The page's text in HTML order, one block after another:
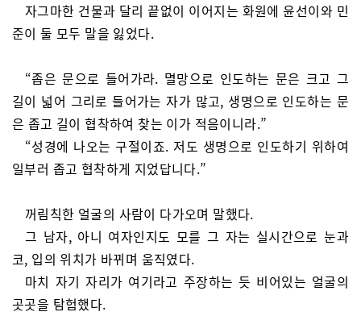
자그마한 건물과 달리 끝없이 이어지는 화원에 윤선이와 민
준이 둘 모두 말을 잃었다.
“좁은 문으로 들어가라. 멸망으로 인도하는 문은 크고 그
길이 넓어 그리로 들어가는 자가 많고, 생명으로 인도하는 문
은 좁고 길이 협착하여 찾는 이가 적음이니라.”
“성경에 나오는 구절이죠. 저도 생명으로 인도하기 위하여
일부러 좁고 협착하게 지었답니다.”
꺼림칙한 얼굴의 사람이 다가오며 말했다.
그 남자, 아니 여자인지도 모를 그 자는 실시간으로 눈과
코, 입의 위치가 바뀌며 움직였다.
마치 자기 자리가 여기라고 주장하는 듯 비어있는 얼굴의
곳곳을 탐험했다.